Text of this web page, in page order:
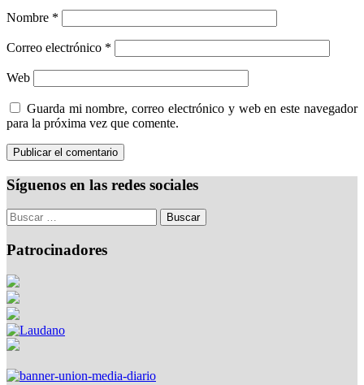
Nombre *
Correo electrónico *
Web
Guarda mi nombre, correo electrónico y web en este navegador
para la próxima vez que comente.
Síguenos en las redes sociales
Patrocinadores